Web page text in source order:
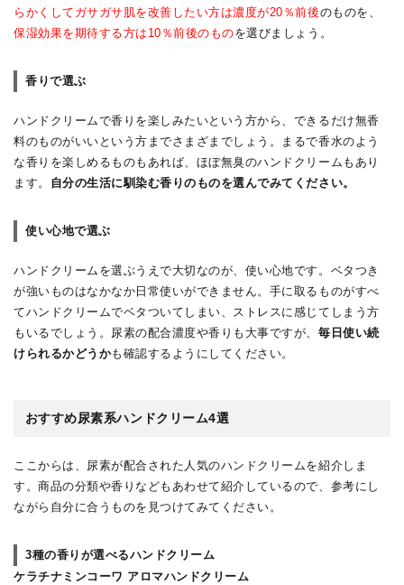
らかくしてガサガサ肌を改善したい方は濃度が20％前後のものを、
保湿効果を期待する方は10％前後のものを選びましょう。
香りで選ぶ
ハンドクリームで香りを楽しみたいという方から、できるだけ無香
料のものがいいという方までさまざまでしょう。まるで香水のよう
な香りを楽しめるものもあれば、ほぼ無臭のハンドクリームもあり
ます。 自分の生活に馴染む香りのものを選んでみてください。
使い心地で選ぶ
ハンドクリームを選ぶうえで大切なのが、使い心地です。ベタつき
が強いものはなかなか日常使いができません。手に取るものがすべ
てハンドクリームでベタついてしまい、ストレスに感じてしまう方
もいるでしょう。尿素の配合濃度や香りも大事ですが、毎日使い続
けられるかどうかも確認するようにしてください。
おすすめ尿素系ハンドクリーム4選
ここからは、尿素が配合された人気のハンドクリームを紹介しま
す。商品の分類や香りなどもあわせて紹介しているので、参考にし
ながら自分に合うものを見つけてみてください。
3種の香りが選べるハンドクリーム
ケラチナミンコーワ アロマハンドクリーム